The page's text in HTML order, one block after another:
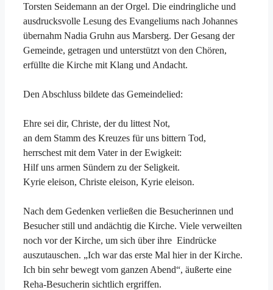
Torsten Seidemann an der Orgel. Die eindringliche und
ausdrucksvolle Lesung des Evangeliums nach Johannes
übernahm Nadia Gruhn aus Marsberg. Der Gesang der
Gemeinde, getragen und unterstützt von den Chören,
erfüllte die Kirche mit Klang und Andacht.
Den Abschluss bildete das Gemeindelied:
Ehre sei dir, Christe, der du littest Not,
an dem Stamm des Kreuzes für uns bittern Tod,
herrschest mit dem Vater in der Ewigkeit:
Hilf uns armen Sündern zu der Seligkeit.
Kyrie eleison, Christe eleison, Kyrie eleison.
Nach dem Gedenken verließen die Besucherinnen und
Besucher still und andächtig die Kirche. Viele verweilten
noch vor der Kirche, um sich über ihre Eindrücke
auszutauschen. „Ich war das erste Mal hier in der Kirche.
Ich bin sehr bewegt vom ganzen Abend“, äußerte eine
Reha-Besucherin sichtlich ergriffen.